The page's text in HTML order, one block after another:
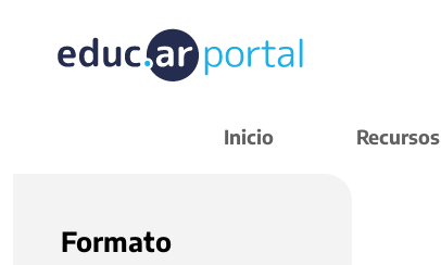
Inicio Recursos
Formato